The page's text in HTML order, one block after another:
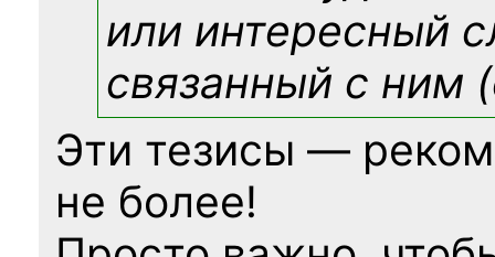
или интересный
связанный с ним
Эти тезисы —
не более!